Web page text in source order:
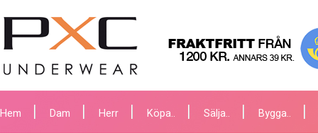
Hem Dam Herr Köpa.. Sälja.. Bygga..